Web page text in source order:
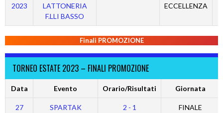
2023
LATTONERIA
F.LLI BASSO
ECCELLENZA
Finali PROMOZIONE
TORNEO ESTATE 2023 – FINALI PROMOZIONE
Data Evento Orario/Risultati Giornata
27
SPARTAK
2 - 1
FINALE